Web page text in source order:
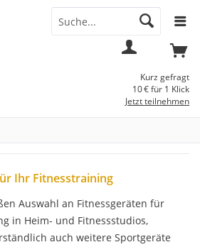
Kurz gefragt
10 € für 1 Klick
Jetzt teilnehmen
Ihr Fitnesstraining
Auswahl an Fitnessgeräten für
in Heim- und Fitnessstudios,
auch weitere Sportgeräte